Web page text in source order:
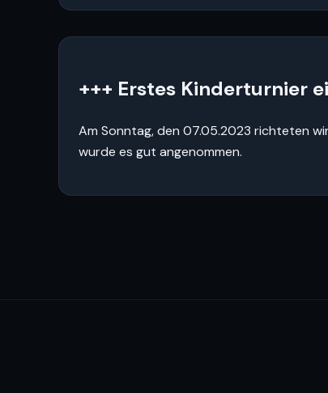
+++ Erstes Kinderturnier
Am Sonntag, den 07.05.2023 richteten
wurde es gut angenommen.